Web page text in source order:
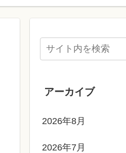
アーカイブ
2026年8月
2026年7月